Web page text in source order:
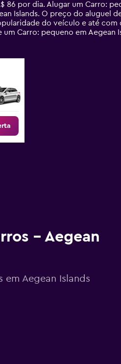
86 por dia. Alugar um Carro:
Islands. O preço do aluguel
do veículo e até com
Carro: pequeno em Aegean
– Aegean
em Aegean Islands